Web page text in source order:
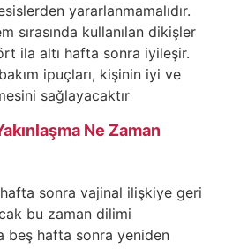
yararlanmamalıdır.
sırasında kullanılan dikişler
ila altı hafta sonra iyileşir.
ipuçları, kişinin iyi ve
sağlayacaktır
Ne Zaman
sonra vajinal ilişkiye geri
bu zaman dilimi
beş hafta sonra yeniden